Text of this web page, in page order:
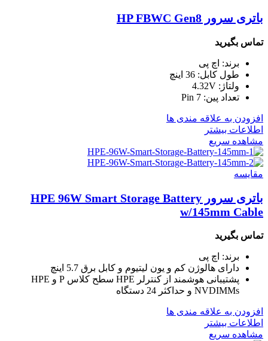
باتری سرور HP FBWC Gen8
تماس بگیرید
برند: اچ پی
طول کابل: 36 اینچ
ولتاژ: 4.32V
تعداد پین: 7 Pin
افزودن به علاقه مندی ها
اطلاعات بیشتر
مشاهده سریع
مقایسه
باتری سرور HPE 96W Smart Storage Battery
w/145mm Cable
تماس بگیرید
برند: اچ پی
دارای هالوژن کم و یون لیتیوم و کابل برق 5.7 اینچ
پشتیبانی هوشمند از کنترلر HPE سطح کلاس P و HPE
NVDIMMs و حداکثر 24 دستگاه
افزودن به علاقه مندی ها
اطلاعات بیشتر
مشاهده سریع